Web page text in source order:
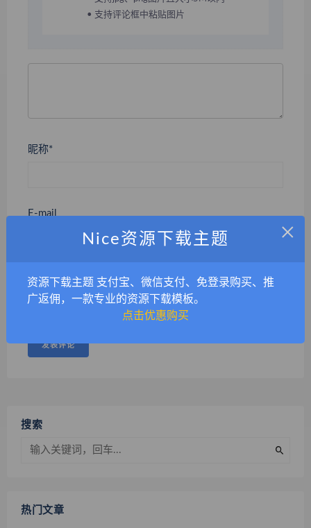
• 支持评论框中粘贴图片
昵称*
E-mail
网站
搜索
热门文章
×
Nice资源下载主题
资源下载主题 支付宝、微信支付、免登录购买、推
广返佣，一款专业的资源下载模板。
点击优惠购买